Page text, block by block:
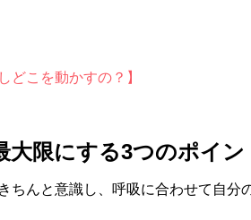
どこを動かすの？】
限にする3つのポイン
ちんと意識し、呼吸に合わせて自分